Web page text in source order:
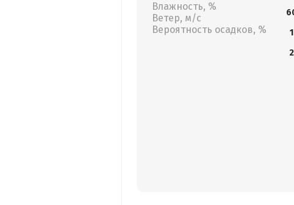
Влажность, %
Ветер, м/с
Вероятность осадков, %
1
2